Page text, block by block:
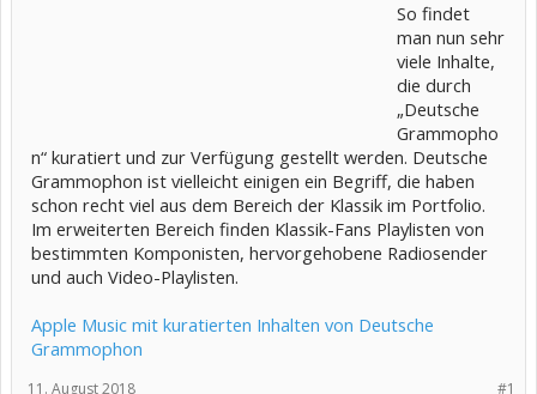
So findet
man nun sehr
viele Inhalte,
die durch
„Deutsche
Grammopho
n“ kuratiert und zur Verfügung gestellt werden. Deutsche
Grammophon ist vielleicht einigen ein Begriff, die haben
schon recht viel aus dem Bereich der Klassik im Portfolio.
Im erweiterten Bereich finden Klassik-Fans Playlisten von
bestimmten Komponisten, hervorgehobene Radiosender
und auch Video-Playlisten.
Apple Music mit kuratierten Inhalten von Deutsche
Grammophon
#1
11. August 2018